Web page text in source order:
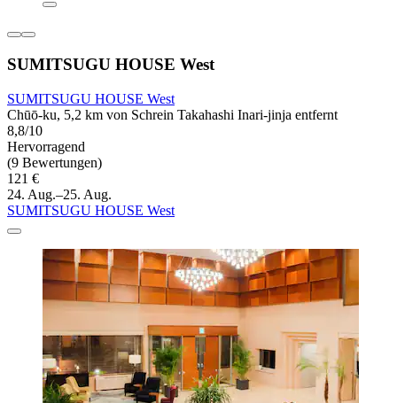
SUMITSUGU HOUSE West
SUMITSUGU HOUSE West
Chūō-ku, 5,2 km von Schrein Takahashi Inari-jinja entfernt
8,8/10
Hervorragend
(9 Bewertungen)
121 €
24. Aug.–25. Aug.
SUMITSUGU HOUSE West